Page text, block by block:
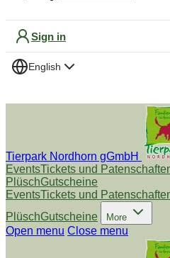
Sign in
English
Tierpark Nordhorn gGmbH
EventsTickets und
PlüschGutscheine
EventsTickets und
PlüschGutscheine More
Open menu Close menu